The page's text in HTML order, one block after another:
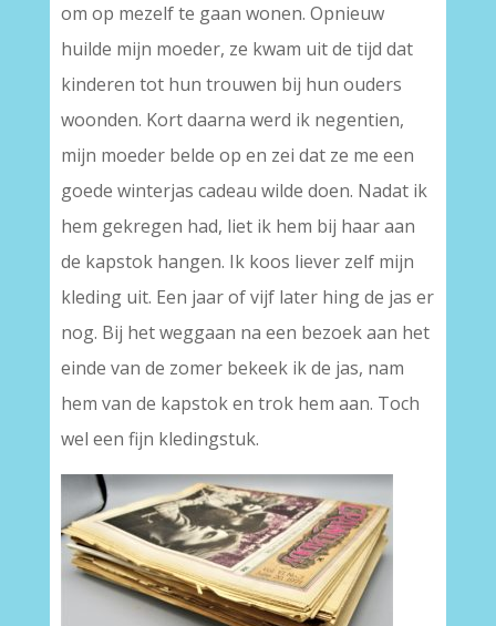
om op mezelf te gaan wonen. Opnieuw
huilde mijn moeder, ze kwam uit de tijd dat
kinderen tot hun trouwen bij hun ouders
woonden. Kort daarna werd ik negentien,
mijn moeder belde op en zei dat ze me een
goede winterjas cadeau wilde doen. Nadat ik
hem gekregen had, liet ik hem bij haar aan
de kapstok hangen. Ik koos liever zelf mijn
kleding uit. Een jaar of vijf later hing de jas er
nog. Bij het weggaan na een bezoek aan het
einde van de zomer bekeek ik de jas, nam
hem van de kapstok en trok hem aan. Toch
wel een fijn kledingstuk.